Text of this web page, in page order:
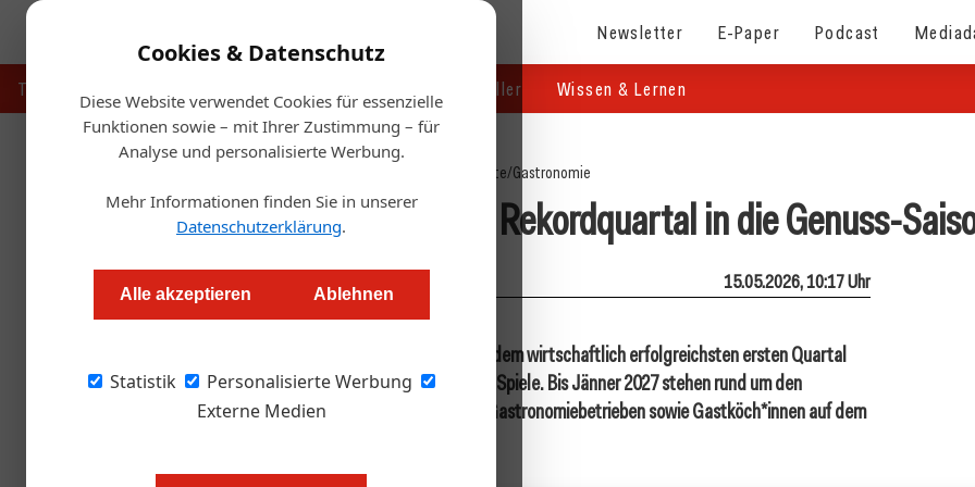
Cookies & Datenschutz
Diese Website verwendet Cookies für essenzielle
Funktionen sowie – mit Ihrer Zustimmung – für
Analyse und personalisierte Werbung.
Mehr Informationen finden Sie in unserer
Datenschutzerklärung.
Alle akzeptieren Ablehnen
Statistik
Personalisierte Werbung
Externe Medien
Newsletter E-Paper Podcast
Touristik Handel & Hersteller Wissen & Lernen
Startseite/Gastronomie
Wörthersee-Rosental startet mit Rekordquartal in die Genuss-
Redaktion.OEGZ 15.05.2026, 10:17 Uhr
Die Region Wörthersee-Rosental startet nach dem wirtschaftlich erfolgreichsten ersten Quartal
seit 15 Jahren in die neue Ausgabe der See.Ess.Spiele. Bis Jänner 2027 stehen rund um den
Wörthersee kulinarische Veranstaltungen mit Gastronomiebetrieben sowie Gastköch*innen auf dem